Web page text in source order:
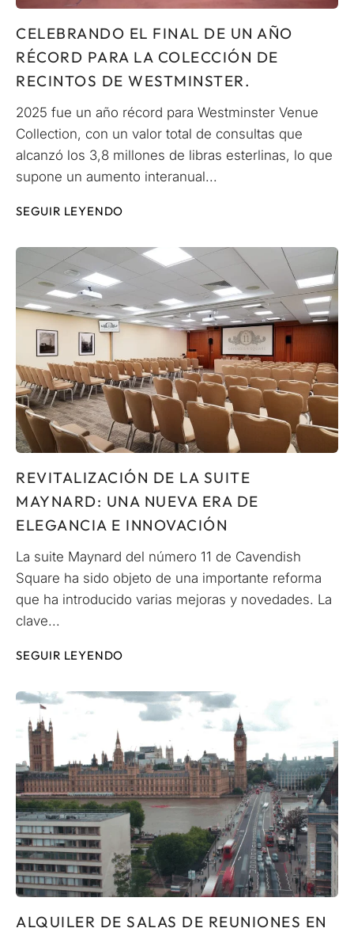
CELEBRANDO EL FINAL DE UN AÑO
RÉCORD PARA LA COLECCIÓN DE
RECINTOS DE WESTMINSTER.
2025 fue un año récord para Westminster Venue
Collection, con un valor total de consultas que
alcanzó los 3,8 millones de libras esterlinas, lo que
supone un aumento interanual...
SEGUIR LEYENDO
REVITALIZACIÓN DE LA SUITE
MAYNARD: UNA NUEVA ERA DE
ELEGANCIA E INNOVACIÓN
La suite Maynard del número 11 de Cavendish
Square ha sido objeto de una importante reforma
que ha introducido varias mejoras y novedades. La
clave...
SEGUIR LEYENDO
ALQUILER DE SALAS DE REUNIONES EN